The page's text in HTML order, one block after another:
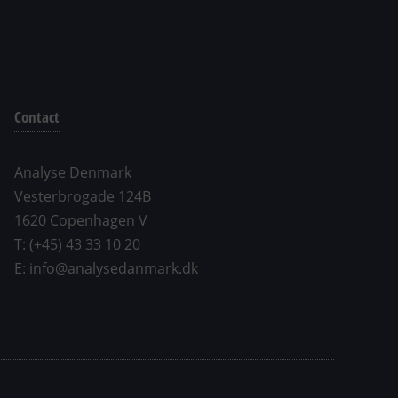
Contact
Analyse Denmark
Vesterbrogade 124B
1620 Copenhagen V
T: (+45) 43 33 10 20
E: info@analysedanmark.dk